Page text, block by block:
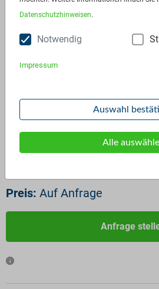
LDPE Agglomerat
ID:3775
Verfügbar ab:
Frequenz:Auf Anfrage
Preis: Auf Anfrage
Anfrage
Datenschutzhinweisen.
Notwendig
Impressum
Auswahl
Alle